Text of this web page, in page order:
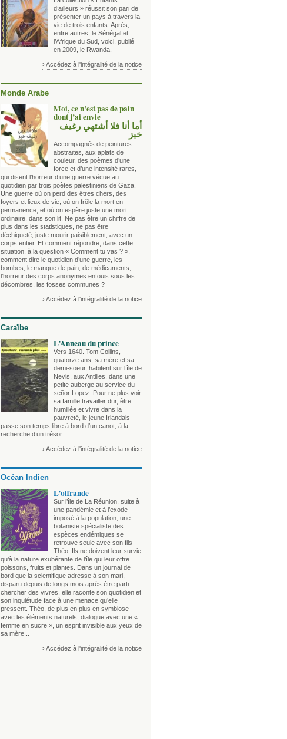
d’ailleurs » réussit son pari de
présenter un pays à travers la
vie de trois enfants. Après,
entre autres, le Sénégal et
l’Afrique du Sud, voici, publié
en 2009, le Rwanda.
› Accédez à l'intégralité de la notice
Monde Arabe
Moi, ce n’est pas de pain
dont j’ai envie
أما أنا فلا أشتهي رغيف
خبز
Accompagnés de peintures
abstraites, aux aplats de
couleur, des poèmes d’une
force et d’une intensité rares,
qui disent l’horreur d’une guerre vécue au
quotidien par trois poètes palestiniens de Gaza.
Une guerre où on perd des êtres chers, des
foyers et lieux de vie, où on frôle la mort en
permanence, et où on espère juste une mort
ordinaire, dans son lit. Ne pas être un chiffre de
plus dans les statistiques, ne pas être
déchiqueté, juste mourir paisiblement, avec un
corps entier. Et comment répondre, dans cette
situation, à la question « Comment tu vas ? »,
comment dire le quotidien d’une guerre, les
bombes, le manque de pain, de médicaments,
l’horreur des corps anonymes enfouis sous les
décombres, les fosses communes ?
› Accédez à l'intégralité de la notice
Caraïbe
L’Anneau du prince
Vers 1640. Tom Collins,
quatorze ans, sa mère et sa
demi-soeur, habitent sur l’île de
Nevis, aux Antilles, dans une
petite auberge au service du
señor Lopez. Pour ne plus voir
sa famille travailler dur, être
humiliée et vivre dans la
pauvreté, le jeune Irlandais
passe son temps libre à bord d’un canot, à la
recherche d’un trésor.
› Accédez à l'intégralité de la notice
Océan Indien
L’offrande
Sur l’île de La Réunion, suite à
une pandémie et à l’exode
imposé à la population, une
botaniste spécialiste des
espèces endémiques se
retrouve seule avec son fils
Théo. Ils ne doivent leur survie
qu’à la nature exubérante de l’île qui leur offre
poissons, fruits et plantes. Dans un journal de
bord que la scientifique adresse à son mari,
disparu depuis de longs mois après être parti
chercher des vivres, elle raconte son quotidien et
son inquiétude face à une menace qu’elle
pressent. Théo, de plus en plus en symbiose
avec les éléments naturels, dialogue avec une «
femme en sucre », un esprit invisible aux yeux de
sa mère...
› Accédez à l'intégralité de la notice